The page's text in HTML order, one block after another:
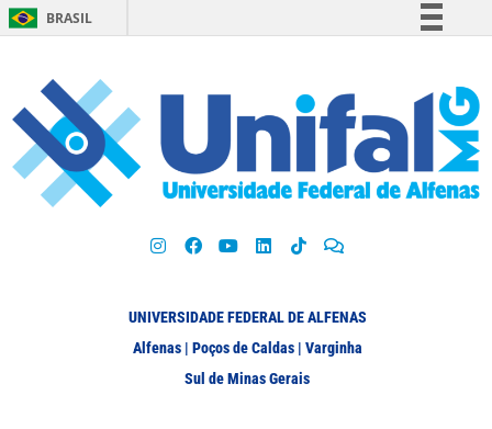
BRASIL
Participe
Acesso à informação
Legislação
UNIVERSIDADE FEDERAL DE ALFENAS
Alfenas | Poços de Caldas | Varginha
Sul de Minas Gerais